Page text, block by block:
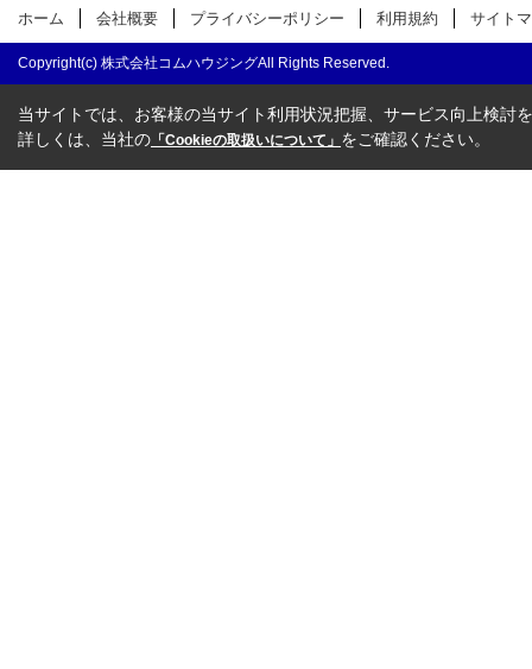
ホーム 会社概要 プライバシーポリシー 利用規約 サイト
Copyright(c) 株式会社コムハウジングAll Rights Reserved.
当サイトでは、お客様の当サイト利用状況把握、サービス向上検討
詳しくは、当社の 「Cookieの取扱いについて」 をご確認ください。